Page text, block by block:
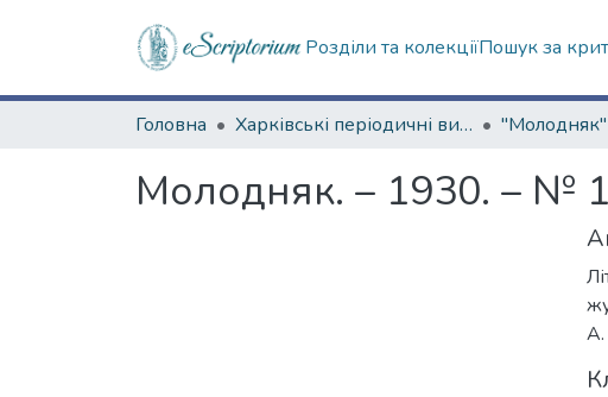
Розділи та колекціїПошук за
Головна Харківські періодичні видання
Молодняк. – 1930. – №
А.